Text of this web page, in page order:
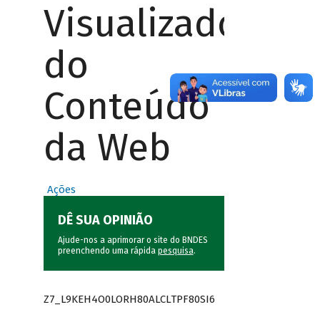
Visualizador
do
Conteúdo
da Web
Ações
DÊ SUA OPINIÃO
Ajude-nos a aprimorar o site do BNDES
preenchendo uma rápida pesquisa.
Z7_L9KEH4O0LORH80ALCLTPF80SI6